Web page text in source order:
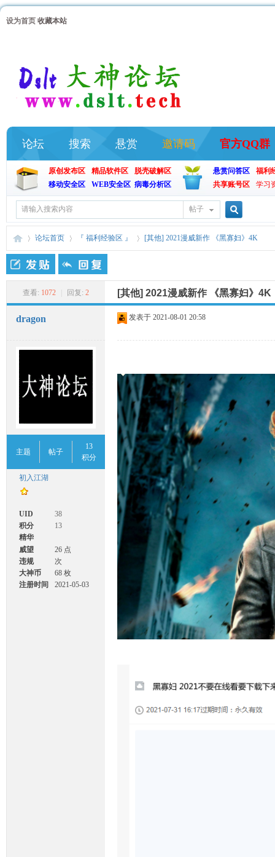
设为首页 收藏本站
论坛 搜索 悬赏 邀请码 官方QQ群
原创发布区 精品软件区
脱壳破解区
移动安全区
WEB安全区 病毒分析区
悬赏问答区
福利
共享账号区
学习
帖子
搜
索
神
论
»
论坛首页 『 福利经验区 』
›
[其他] 2021漫威新作 《黑寡妇》4K
查看: 1072 回复: 2 [其他] 2021漫威新作 《黑寡妇》4K
dragon
主题 帖子
13
积分
初入江湖
UID
38
积分
13
精华
威望
26 点
违规
次
大神币
68 枚
注册时间
2021-05-03
发表于 2021-08-01 20:58